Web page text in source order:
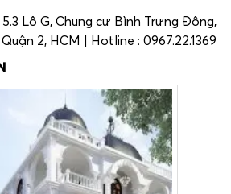
Lô G, Chung cư Bình Trưng Đông,
Quận 2, HCM | Hotline : 0967.22.1369